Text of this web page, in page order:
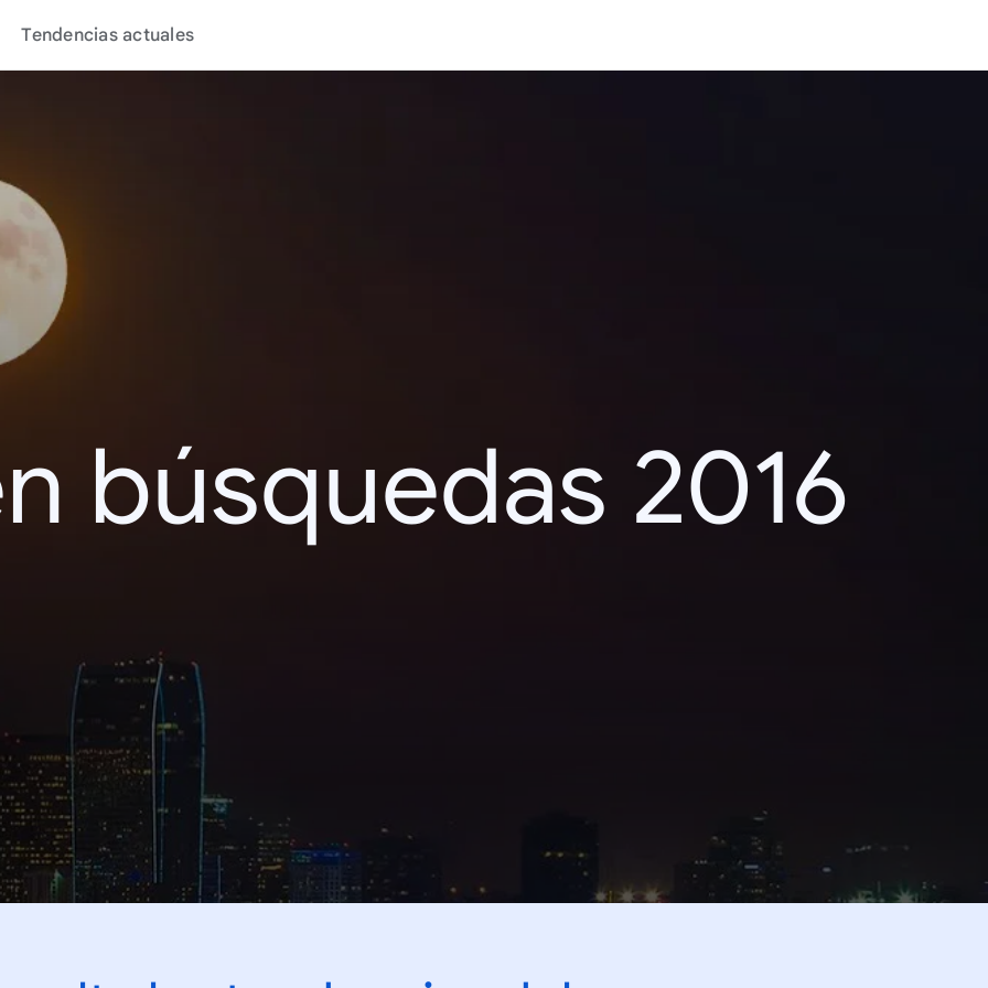
Tendencias actuales
búsquedas 2016